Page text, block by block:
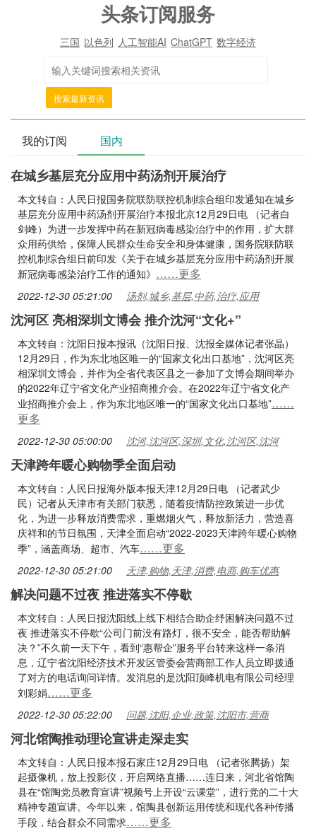
头条订阅服务
三国 以色列 人工智能AI ChatGPT 数字经济
搜索最新资讯
我的订阅 国内
在城乡基层充分应用中药汤剂开展治疗
本文转自：人民日报国务院联防联控机制综合组印发通知在城乡
基层充分应用中药汤剂开展治疗本报北京12月29日电 （记者白
剑峰）为进一步发挥中药在新冠病毒感染治疗中的作用，扩大群
众用药供给，保障人民群众生命安全和身体健康，国务院联防联
控机制综合组日前印发《关于在城乡基层充分应用中药汤剂开展
新冠病毒感染治疗工作的通知》 ……更多
2022-12-30 05:21:00 汤剂,城乡,基层,中药,治疗,应用
沈河区 亮相深圳文博会 推介沈河“文化+”
本文转自：沈阳日报本报讯（沈阳日报、沈报全媒体记者张晶）
12月29日，作为东北地区唯一的“国家文化出口基地”，沈河区亮
相深圳文博会，并作为全省代表区县之一参加了文博会期间举办
的2022年辽宁省文化产业招商推介会。在2022年辽宁省文化产
业招商推介会上，作为东北地区唯一的“国家文化出口基地”……
更多
2022-12-30 05:00:00 沈河,沈河区,深圳,文化,沈河区,沈河
天津跨年暖心购物季全面启动
本文转自：人民日报海外版本报天津12月29日电 （记者武少
民）记者从天津市有关部门获悉，随着疫情防控政策进一步优
化，为进一步释放消费需求，重燃烟火气，释放新活力，营造喜
庆祥和的节日氛围，天津全面启动“2022-2023天津跨年暖心购物
季”，涵盖商场、超市、汽车……更多
2022-12-30 05:21:00 天津,购物,天津,消费,电商,购车优惠
解决问题不过夜 推进落实不停歇
本文转自：人民日报沈阳线上线下相结合助企纾困解决问题不过
夜 推进落实不停歇“公司门前没有路灯，很不安全，能否帮助解
决？”不久前一天下午，看到“惠帮企”服务平台转来这样一条消
息，辽宁省沈阳经济技术开发区管委会营商部工作人员立即拨通
了对方的电话询问详情。发消息的是沈阳顶峰机电有限公司经理
刘彩娟……更多
2022-12-30 05:22:00 问题,沈阳,企业,政策,沈阳市,营商
河北馆陶推动理论宣讲走深走实
本文转自：人民日报本报石家庄12月29日电 （记者张腾扬）架
起摄像机，放上投影仪，开启网络直播……连日来，河北省馆陶
县在“馆陶党员教育宣讲”视频号上开设“云课堂”，进行党的二十大
精神专题宣讲。今年以来，馆陶县创新运用传统和现代各种传播
手段，结合群众不同需求……更多